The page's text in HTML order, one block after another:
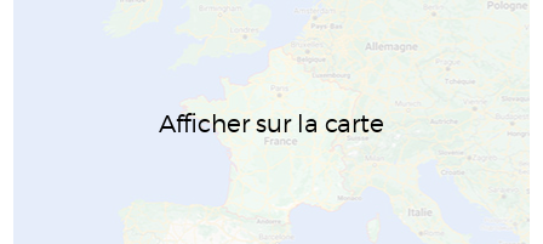
Afficher sur la carte